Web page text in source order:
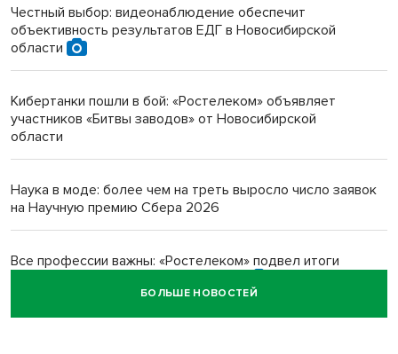
Инвалид получил условный срок за избиение врачей
протезом под Новосибирском
Новосибирский преподаватель с женой вошли в топ-16
многодетных в России
Обновлённое отделение ВТБ открылось в Искитиме
Честный выбор: видеонаблюдение обеспечит
объективность результатов ЕДГ в Новосибирской
области
Кибертанки пошли в бой: «Ростелеком» объявляет
участников «Битвы заводов» от Новосибирской
области
Наука в моде: более чем на треть выросло число заявок
на Научную премию Сбера 2026
Все профессии важны: «Ростелеком» подвел итоги
БОЛЬШЕ НОВОСТЕЙ